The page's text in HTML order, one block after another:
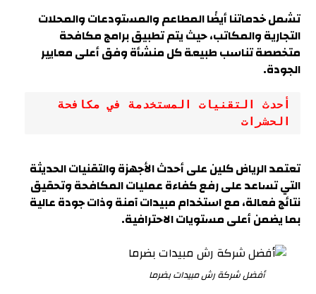
تشمل خدماتنا أيضًا المطاعم والمستودعات والمحلات
التجارية والمكاتب، حيث يتم تطبيق برامج مكافحة
متخصصة تناسب طبيعة كل منشأة وفق أعلى معايير
الجودة.
الحشرات
تعتمد الرياض كلين على أحدث الأجهزة والتقنيات الحديثة
التي تساعد على رفع كفاءة عمليات المكافحة وتحقيق
نتائج فعالة، مع استخدام مبيدات آمنة وذات جودة عالية
بما يضمن أعلى مستويات الاحترافية.
أفضل شركة رش مبيدات بضرما